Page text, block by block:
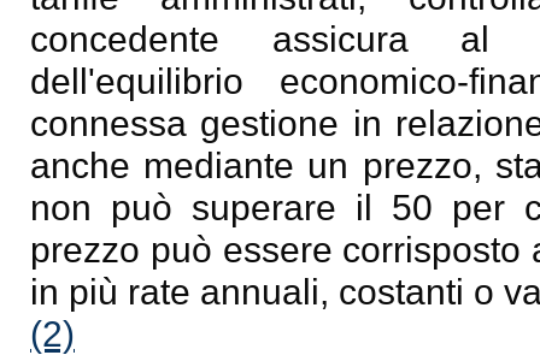
concedente assicura al
dell'equilibrio economico-
connessa gestione in
anche mediante un prezzo,
non può superare il 50 per
prezzo può essere
in più rate annuali, costanti o
(2)